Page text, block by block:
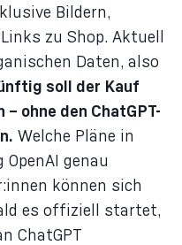
Bildern,
zu Shop. Aktuell
Daten, also
soll der Kauf
ohne den ChatGPT-
Welche Pläne in
genau
können sich
es offiziell startet,
ChatGPT